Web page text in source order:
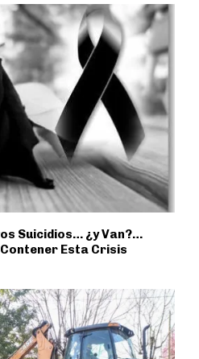
Suicidios… ¿y Van?…
Esta Crisis